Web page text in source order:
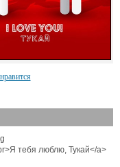
тебя люблю, Тукай</a>